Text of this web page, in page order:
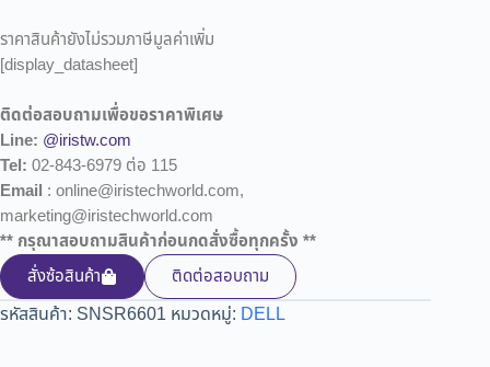
ราคาสินค้ายังไม่รวมภาษีมูลค่าเพิ่ม
[display_datasheet]
ติดต่อสอบถามเพื่อขอราคาพิเศษ
Line: @iristw.com
Tel: 02-843-6979 ต่อ 115
Email : online@iristechworld.com,
marketing@iristechworld.com
** กรุณาสอบถามสินค้าก่อนกดสั่งซื้อทุกครั้ง **
สั่งซ้อสินค้า
ติดต่อสอบถาม
รหัสสินค้า: SNSR6601 หมวดหมู่: DELL